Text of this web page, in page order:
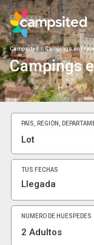
Campsited Campings en
Campings
PAÍS, REGIÓN,
TUS FECHAS
Llegada
NÚMERO DE HUÉSPEDES
2 Adultos